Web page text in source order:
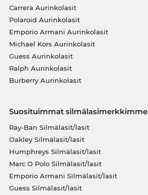
Carrera Aurinkolasit
Polaroid Aurinkolasit
Emporio Armani Aurinkolasit
Michael Kors Aurinkolasit
Guess Aurinkolasit
Ralph Aurinkolasit
Burberry Aurinkolasit
Suosituimmat silmälasimerkkimme
Ray-Ban Silmälasit/lasit
Oakley Silmälasit/lasit
Humphreys Silmälasit/lasit
Marc O Polo Silmälasit/lasit
Emporio Armani Silmälasit/lasit
Guess Silmälasit/lasit